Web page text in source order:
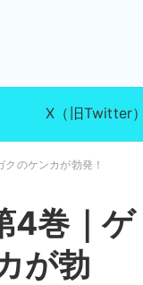
X（旧Twitter）
のケンカが勃発！
4巻｜ゲ
が勃